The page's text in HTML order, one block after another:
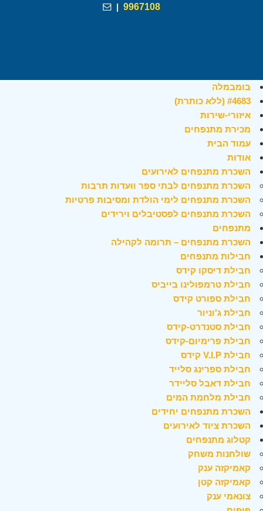
9967108
|
בומבמלה
#4683 (ללא כותרת)
איזורי-שירות
מכירת מתנפחים
עמוד הבית
אודות
השכרת מתנפחים לאירועים
השכרת מתנפחים לבתי ספר וועדות תרבות
השכרת מתנפחים לימי הולדת ומסיבות פרטיות
השכרת מתנפחים לפסטיבלים וירידים
מתנפחים
השכרת מתנפחים – תרומה לקהילה
חבילות מתנפחים
חבילת דיסקו קידס
חבילת טרמפולינו בייביס
חבילת ספורט קידס
חבילת ג'וניור
חבילת סטנדרט-קידס
חבילת פרימיום-קידס
חבילת V.I.P קידס
חבילת ספרינג סלייד
חבילת דאבל סליידר
חבילת מלחמת המים
השכרת מתנפחים יחידים
השכרת ציוד לאירועים
קטלוג מתנפחים
שולחנות משחק
קאמיקזה ענק
קאמיקזה קטן
צונאמי ענק